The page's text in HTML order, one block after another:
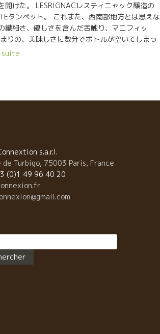
開けた。 LESRIGNACレスティニャック醸造の
タンペット。 これまた、西南部地方とは思えな
繊細さ、優しさを含んだ舌触り、マニフィッ
りの、美味しさに数分でボトルが空いてしまっ
て、ここまで進むとやっぱり太陽を感じる
そして、最後は、グッと南に下りてスペイ
ルーニャのMas Pellisserマス・ペリセール醸造
けた。 今は、瞬時に世に知れ渡ってしまった名
Artigasオリオル・アルティガス。 人のワイ
抜いてトビッキリ佳い。 La Rumberaラ・ラン
ました。 これまた、来週、訪問予定。 イヤー、
suite
s.a.r.l.
de Turbigo, 75003 Paris, France
(0)1 49 96 40 20